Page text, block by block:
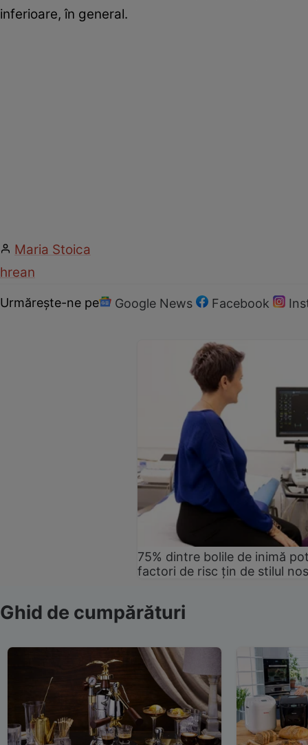
inferioare, în general.
Maria Stoica
hrean
Urmărește-ne pe Google News Facebook
75% dintre bolile de inimă
factori de risc țin de stilul
Ghid de cumpărături